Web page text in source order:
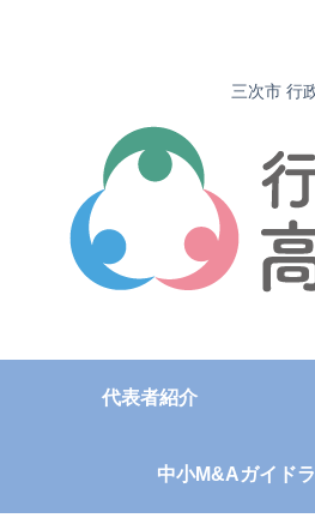
三次市 行
代表者紹介
中小M&Aガイド